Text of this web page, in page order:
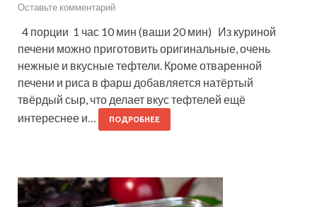
Оставьте комментарий
4 порции 1 час 10 мин (ваши 20 мин) Из куриной
печени можно приготовить оригинальные, очень
нежные и вкусные тефтели. Кроме отваренной
печени и риса в фарш добавляется натёртый
твёрдый сыр, что делает вкус тефтелей ещё
интереснее и…
ПОДРОБНЕЕ